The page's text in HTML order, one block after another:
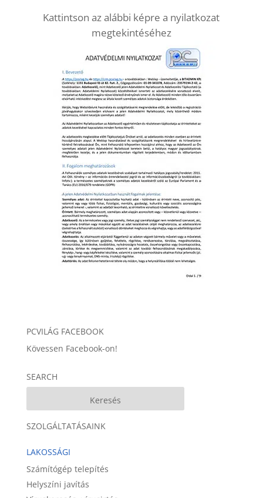
Kattintson az alábbi képre a nyilatkozat
megtekintéséhez
PCVILÁG FACEBOOK
Kövessen Facebook-on!
SEARCH
SZOLGÁLTATÁSAINK
LAKOSSÁGI
Számítógép telepítés
Helyszíni javítás